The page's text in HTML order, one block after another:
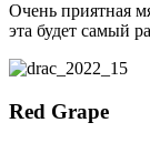
Очень приятная
эта будет самый
Red Grape